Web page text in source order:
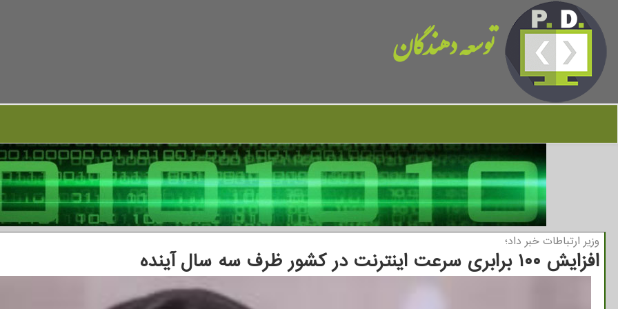
توسعه دهندگان
وزیر ارتباطات خبر داد؛
افزایش ۱۰۰ برابری سرعت اینترنت در کشور ظرف سه سال آینده